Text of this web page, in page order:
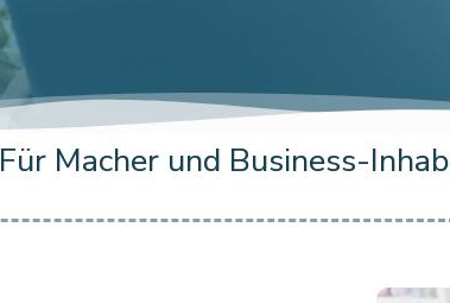
Für Macher und Business-